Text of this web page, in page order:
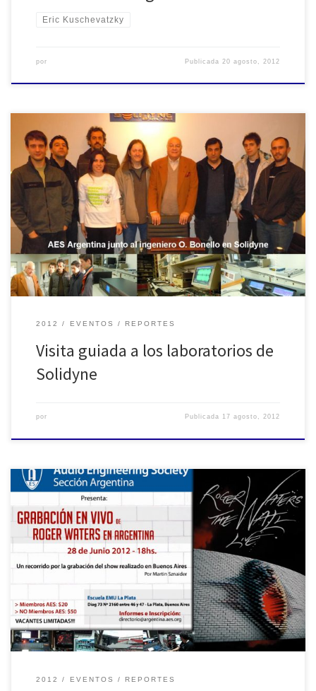
Eric Kuschevatzky
por Publicada 20 agosto, 2012
Visita guiada a los laboratorios de Solidyne
2012 EVENTOS REPORTES
Visita guiada a los laboratorios de
Solidyne
por Publicada 17 agosto, 2012
ROGER WATERS - SEMINARIO DE GRABACIÓN DE AMBIENTES "THE
WALL LIVE"
2012 EVENTOS REPORTES